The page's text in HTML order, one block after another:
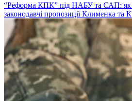
“Реформа КПК” під НАБУ та САП: як
законодавчі пропозиції Клименка та